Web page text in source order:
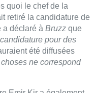
quoi le chef de la
retiré la candidature de
a déclaré à Bruzz que
pour des
été diffusées
ne correspond